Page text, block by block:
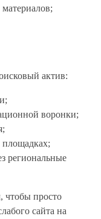
актив:
воронки;
площадках;
региональные
чтобы просто
сайта на